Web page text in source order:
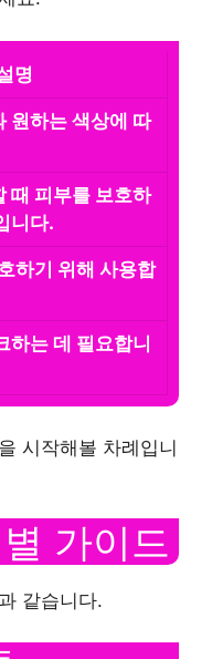
명
원하는 색상에 따
때 피부를 보호하
니다.
하기 위해 사용합
하는 데 필요합니
시작해볼 차례입니
가이드
같습니다.